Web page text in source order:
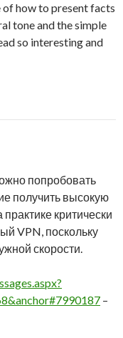
how to present facts
tone and the simple
so interesting and
попробовать
получить высокую
критически
VPN, поскольку
скорости.
–